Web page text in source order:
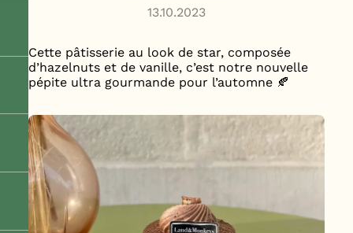
13.10.2023
Cette pâtisserie au look de star, composée
d’hazelnuts et de vanille, c’est notre nouvelle
pépite ultra gourmande pour l’automne 🍂